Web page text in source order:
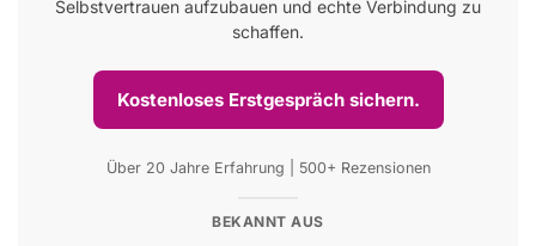
Selbstvertrauen aufzubauen und echte Verbindung zu
schaffen.
Kostenloses Erstgespräch sichern.
Über 20 Jahre Erfahrung | 500+ Rezensionen
BEKANNT AUS